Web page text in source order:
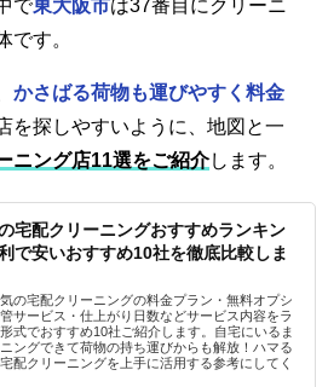
で東大阪市は37番目にクリーニ
です。
かさばる荷物も運びやすく料金
を探しやすいように、地図と一
ニング店11選をご紹介します。
宅配クリーニングおすすめランキン
で安いおすすめ10社を徹底比較しま
の宅配クリーニングの料金プラン・無料オプシ
サービス・仕上がり日数などサービス内容をラ
式でおすすめ10社ご紹介します。自宅にいるま
ングできて荷物の持ち運びからも解放！ハマる
配クリーニングを上手に活用する参考にしてく